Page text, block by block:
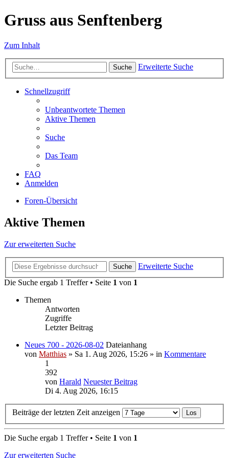
Gruss aus Senftenberg
Zum Inhalt
Suche Erweiterte Suche
Schnellzugriff
Unbeantwortete Themen
Aktive Themen
Suche
Das Team
FAQ
Anmelden
Foren-Übersicht
Aktive Themen
Zur erweiterten Suche
Suche
Erweiterte Suche
Die Suche ergab 1 Treffer • Seite 1 von 1
Themen
Antworten
Zugriffe
Letzter Beitrag
Neues 700 - 2026-08-02 Dateianhang
von Matthias » Sa 1. Aug 2026, 15:26 » in Kommentare
1
392
von Harald Neuester Beitrag
Di 4. Aug 2026, 16:15
Beiträge der letzten Zeit anzeigen
Die Suche ergab 1 Treffer • Seite 1 von 1
Zur erweiterten Suche